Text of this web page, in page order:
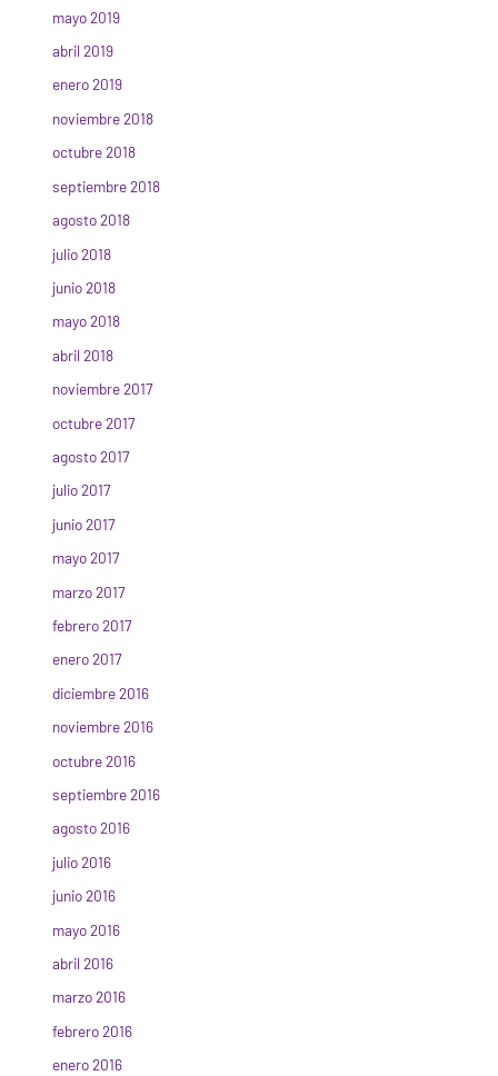
mayo 2019
abril 2019
enero 2019
noviembre 2018
octubre 2018
septiembre 2018
agosto 2018
julio 2018
junio 2018
mayo 2018
abril 2018
noviembre 2017
octubre 2017
agosto 2017
julio 2017
junio 2017
mayo 2017
marzo 2017
febrero 2017
enero 2017
diciembre 2016
noviembre 2016
octubre 2016
septiembre 2016
agosto 2016
julio 2016
junio 2016
mayo 2016
abril 2016
marzo 2016
febrero 2016
enero 2016